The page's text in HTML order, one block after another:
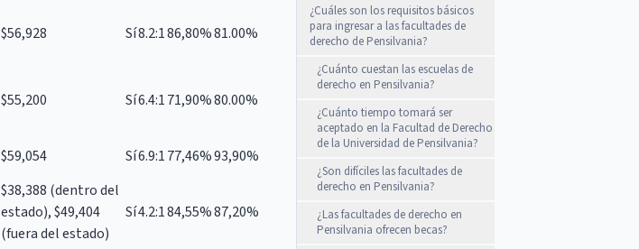
$56,928 Sí8.2:186,80%81.00%
$55,200 Sí6.4:171,90%80.00%
$59,054 Sí6.9:177,46%93,90%
$38,388 (dentro del
estado), $49,404
(fuera del estado)
Sí4.2:184,55%87,20%
¿Cuáles son los requisitos básicos
para ingresar a las facultades de
derecho de Pensilvania?
¿Cuánto cuestan las escuelas de
derecho en Pensilvania?
¿Cuánto tiempo tomará ser
aceptado en la Facultad de Derecho
de la Universidad de Pensilvania?
¿Son difíciles las facultades de
derecho en Pensilvania?
¿Las facultades de derecho en
Pensilvania ofrecen becas?